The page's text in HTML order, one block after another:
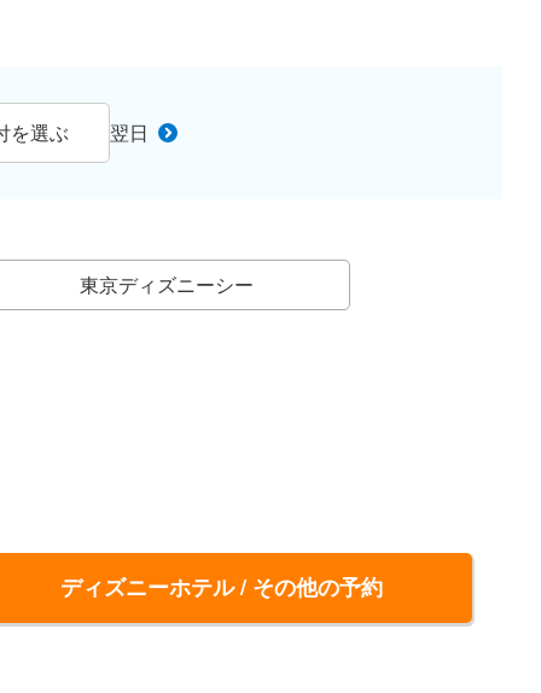
を選ぶ 翌日
東京ディズニーシー
ディズニーホテル / その他の予約